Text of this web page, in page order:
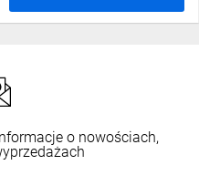
o nowościach,